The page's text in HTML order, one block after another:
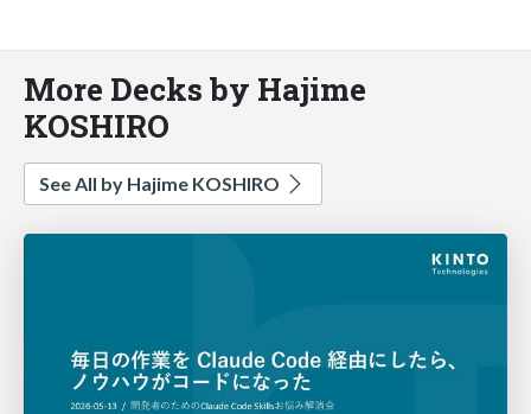
More Decks by Hajime
KOSHIRO
See All by Hajime KOSHIRO